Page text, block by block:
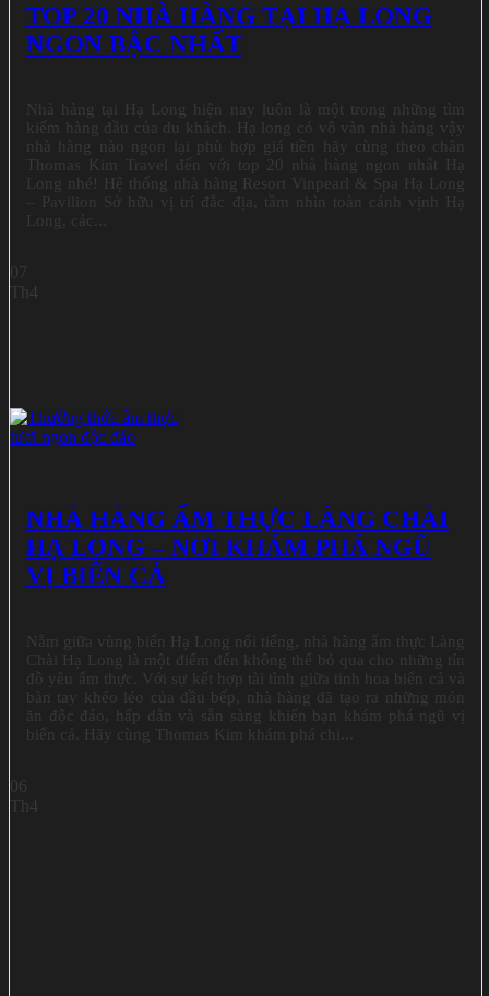
TOP 20 NHÀ HÀNG TẠI HẠ LONG
NGON BẬC NHẤT
Nhà hàng tại Hạ Long hiện nay luôn là một trong những tìm
kiếm hàng đầu của du khách. Hạ long có vô vàn nhà hàng vậy
nhà hàng nào ngon lại phù hợp giá tiền hãy cùng theo chân
Thomas Kim Travel đến với top 20 nhà hàng ngon nhất Hạ
Long nhé! Hệ thống nhà hàng Resort Vinpearl & Spa Hạ Long
– Pavilion Sở hữu vị trí đắc địa, tầm nhìn toàn cảnh vịnh Hạ
Long, các...
07
Th4
NHÀ HÀNG ẨM THỰC LÀNG CHÀI
HẠ LONG – NƠI KHÁM PHÁ NGŨ
VỊ BIỂN CẢ
Nằm giữa vùng biển Hạ Long nổi tiếng, nhà hàng ẩm thực Làng
Chài Hạ Long là một điểm đến không thể bỏ qua cho những tín
đồ yêu ẩm thực. Với sự kết hợp tài tình giữa tinh hoa biển cả và
bàn tay khéo léo của đầu bếp, nhà hàng đã tạo ra những món
ăn độc đáo, hấp dẫn và sẵn sàng khiến bạn khám phá ngũ vị
biển cả. Hãy cùng Thomas Kim khám phá chi...
06
Th4